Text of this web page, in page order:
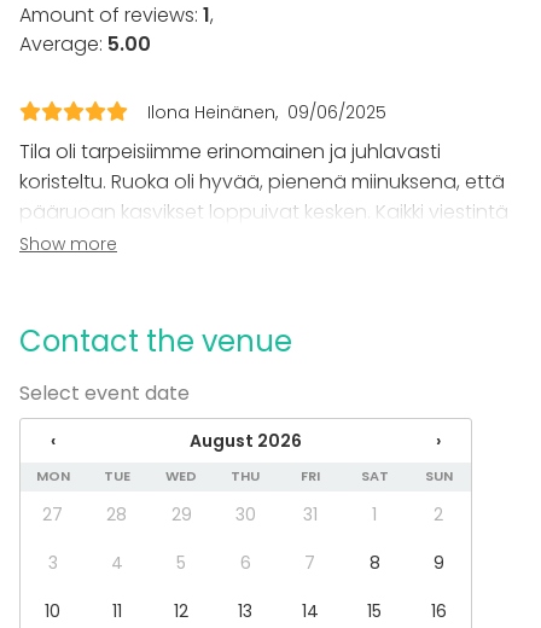
Equipment
Party
Wedding
Spa / Wellness / Sauna
Dinner / Lunch
Fair / Exhibition
Performance / Show
Recreation
Experience / Activity
Venue type
Multi-purpose event space
Restaurant
Amount of reviews: 1,
Average: 5.00
Ilona Heinänen 09/06/2025
Tila oli tarpeisiimme erinomainen ja juhlavasti
koristeltu. Ruoka oli hyvää, pienenä miinuksena, että
pääruoan kasvikset loppuivat kesken. Kaikki viestintä
juhlapaikan ja henkilökunnan kanssa oli läpi prosessin
suosittelisin Hima & Sali-ravintolaa muillekin.
Show more
Contact the venue
Select event date
‹ August 2026 ›
MON TUE WED THU FRI SAT SUN
27 28 29 30 31 1
2
3
4 5 6 7 8
9
10
11 12 13 14 15
16